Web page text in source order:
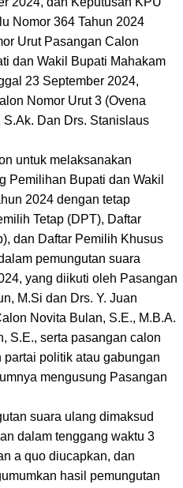
Nomor 364 Tahun 2024
Urut Pasangan Calon
dan Wakil Bupati Mahakam
23 September 2024,
Nomor Urut 3 (Ovena
Dan Drs. Stanislaus
untuk melaksanakan
Pemilihan Bupati dan Wakil
2024 dengan tetap
Tetap (DPT), Daftar
dan Daftar Pemilih Khusus
pemungutan suara
yang diikuti oleh Pasangan
M.Si dan Drs. Y. Juan
Novita Bulan, S.E., M.B.A.
S.E., serta pasangan calon
politik atau gabungan
mengusung Pasangan
suara ulang dimaksud
dalam tenggang waktu 3
a quo diucapkan, dan
hasil pemungutan